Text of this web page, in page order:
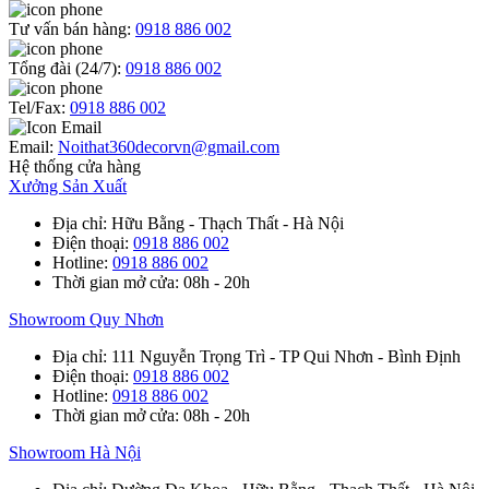
Tư vấn bán hàng: 0918 886 002
Tổng đài (24/7): 0918 886 002
Tel/Fax: 0918 886 002
Email: Noithat360decorvn@gmail.com
Hệ thống cửa hàng
Xưởng Sản Xuất
Địa chỉ: Hữu Bằng - Thạch Thất - Hà Nội
Điện thoại: 0918 886 002
Hotline: 0918 886 002
Thời gian mở cửa: 08h - 20h
Showroom Quy Nhơn
Địa chỉ: 111 Nguyễn Trọng Trì - TP Qui Nhơn - Bình Định
Điện thoại: 0918 886 002
Hotline: 0918 886 002
Thời gian mở cửa: 08h - 20h
Showroom Hà Nội